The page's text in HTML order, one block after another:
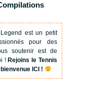
est un petit
pour des
soutenir est de
!Rejoins le Tennis
ICI !